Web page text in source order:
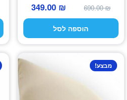
690.00₪
המחיר
המקורי
היה:
349.00 ₪
המחיר
הנוכחי
הוא:
הוספה לסל
מבצע!